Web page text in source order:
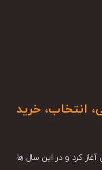
انتخاب، خرید
بازار موبایل ایران آغاز کرد و در این سال ها